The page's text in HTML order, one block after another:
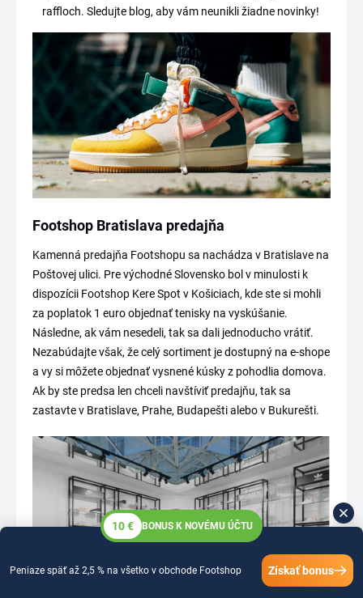
Peniaze späť až 2,5 % na všetko v obchode Footshop Získať bonus
10 € BONUS K NOVÉMU ÚČTU
raffloch. Sledujte blog, aby vám neunikli žiadne novinky!
Footshop Bratislava predajňa
Kamenná predajňa Footshopu sa nachádza v Bratislave na
Poštovej ulici. Pre východné Slovensko bol v minulosti k
dispozícii Footshop Kere Spot v Košiciach, kde ste si mohli
za poplatok 1 euro objednať tenisky na vyskúšanie.
Následne, ak vám nesedeli, tak sa dali jednoducho vrátiť.
Nezabúdajte však, že celý sortiment je dostupný na e-shope
a vy si môžete objednať vysnené kúsky z pohodlia domova.
Ak by ste predsa len chceli navštíviť predajňu, tak sa
zastavte v Bratislave, Prahe, Budapešti alebo v Bukurešti.